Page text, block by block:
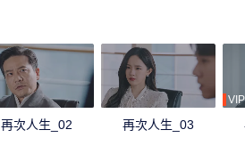
再次人生_02 再次人生_03
VIP